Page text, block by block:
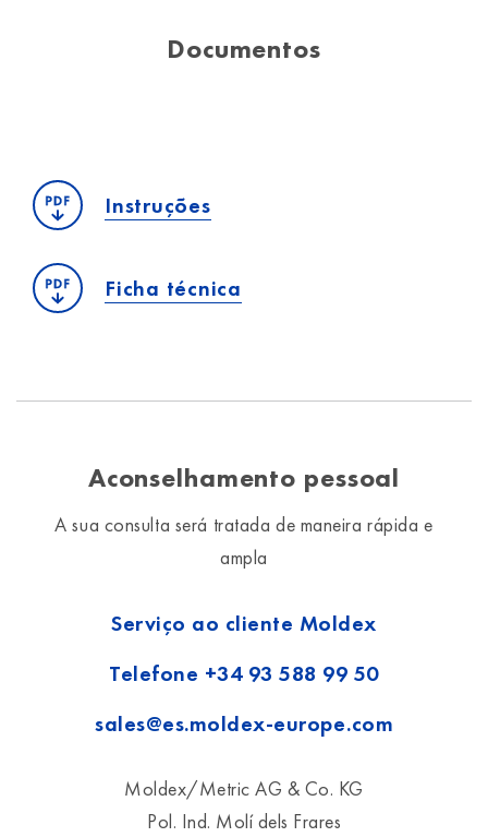
Documentos
Instruções
Ficha técnica
Aconselhamento pessoal
A sua consulta será tratada de maneira rápida e
ampla
Serviço ao cliente Moldex
Telefone +34 93 588 99 50
sales@es.moldex-europe.com
Moldex/Metric AG & Co. KG
Pol. Ind. Molí dels Frares